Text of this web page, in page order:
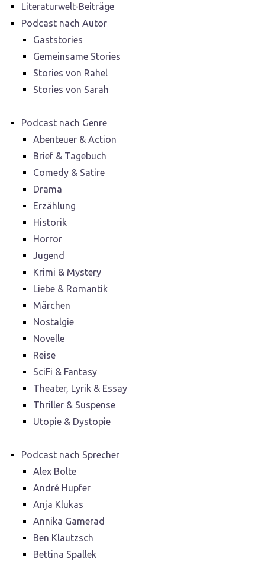
Literaturwelt-Beiträge
Podcast nach Autor
Gaststories
Gemeinsame Stories
Stories von Rahel
Stories von Sarah
Podcast nach Genre
Abenteuer & Action
Brief & Tagebuch
Comedy & Satire
Drama
Erzählung
Historik
Horror
Jugend
Krimi & Mystery
Liebe & Romantik
Märchen
Nostalgie
Novelle
Reise
SciFi & Fantasy
Theater, Lyrik & Essay
Thriller & Suspense
Utopie & Dystopie
Podcast nach Sprecher
Alex Bolte
André Hupfer
Anja Klukas
Annika Gamerad
Ben Klautzsch
Bettina Spallek